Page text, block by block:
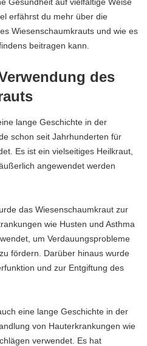
erfährst du mehr über die
Wiesenschaumkrauts und wie es
beitragen kann.
des
lange Geschichte in der
schon seit Jahrhunderten für
Es ist ein vielseitiges Heilkraut,
angewendet werden
das Wiesenschaumkraut zur
wie Husten und Asthma
um Verdauungsprobleme
fördern. Darüber hinaus wurde
und zur Entgiftung des
eine lange Geschichte in der
von Hauterkrankungen wie
verwendet. Es hat